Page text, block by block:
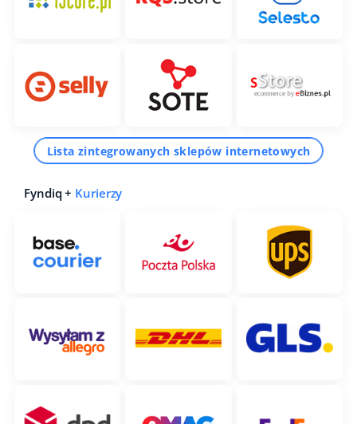
Lista zintegrowanych sklepów internetowych
Fyndiq + Kurierzy